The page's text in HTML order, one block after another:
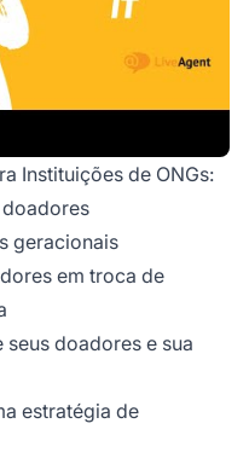
Instituições de ONGs:
geracionais
em troca de
doadores e sua
estratégia de